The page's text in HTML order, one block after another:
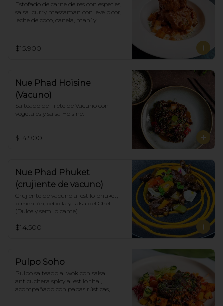
Estofado de carne de res con especies,
salsa  curry massaman con leve picor,
leche de coco, canela, maní y
$15.900
Nue Phad Hoisine
(Vacuno)
Salteado de Filete de Vacuno con
vegetales y salsa Hoisine.
$14.900
Nue Phad Phuket
(crujiente de vacuno)
Crujiente de vacuno al estilo phuket,
pimentón, cebolla y salsa del Chef
(Dulce y semi picante)
$14.500
Pulpo Soho
Pulpo salteado al wok con salsa
anticuchera spicy al estilo thai,
acompañado con papas rústicas,